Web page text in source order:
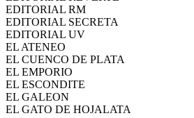
EDITORIAL RM
EDITORIAL SECRETA
EDITORIAL UV
EL ATENEO
EL CUENCO DE PLATA
EL EMPORIO
EL ESCONDITE
EL GALEON
EL GATO DE HOJALATA